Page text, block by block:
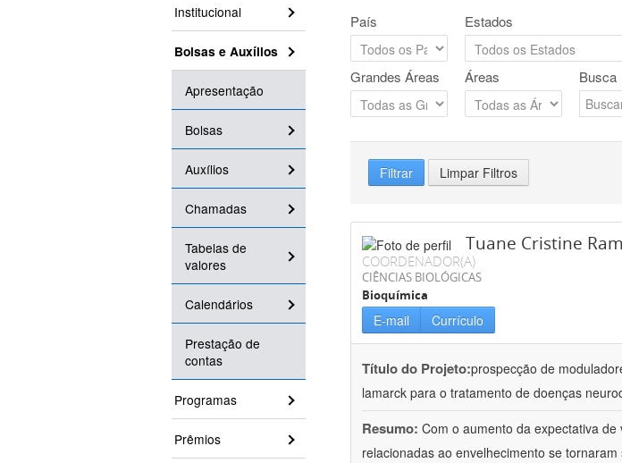
Institucional
Bolsas e Auxílios
Apresentação
Bolsas
Auxílios
Chamadas
Tabelas de
valores
Calendários
Prestação de
contas
Programas
Prêmios
País Estados
Grandes Áreas Áreas Busca
Filtrar Limpar Filtros
Tuane Cristine
COORDENADOR(A)
CIÊNCIAS BIOLÓGICAS
Bioquímica
E-mail Currículo
Título do Projeto:prospecção de
lamarck para o tratamento de doenças
Resumo: Com o aumento da expectativa
relacionadas ao envelhecimento se